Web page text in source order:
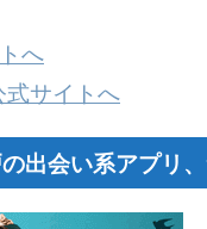
へ
式サイトへ
出会い系アプリ